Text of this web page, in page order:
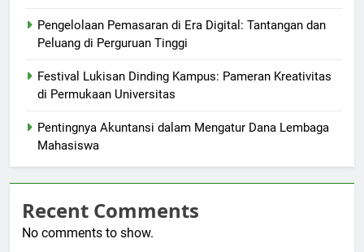
Pengelolaan Pemasaran di Era Digital: Tantangan dan
Peluang di Perguruan Tinggi
Festival Lukisan Dinding Kampus: Pameran Kreativitas
di Permukaan Universitas
Pentingnya Akuntansi dalam Mengatur Dana Lembaga
Mahasiswa
Recent Comments
No comments to show.